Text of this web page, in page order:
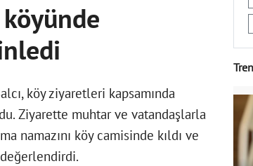
köy ziyaretleri kapsamında
Ziyarette muhtar ve vatandaşlarla
namazını köy camisinde kıldı ve